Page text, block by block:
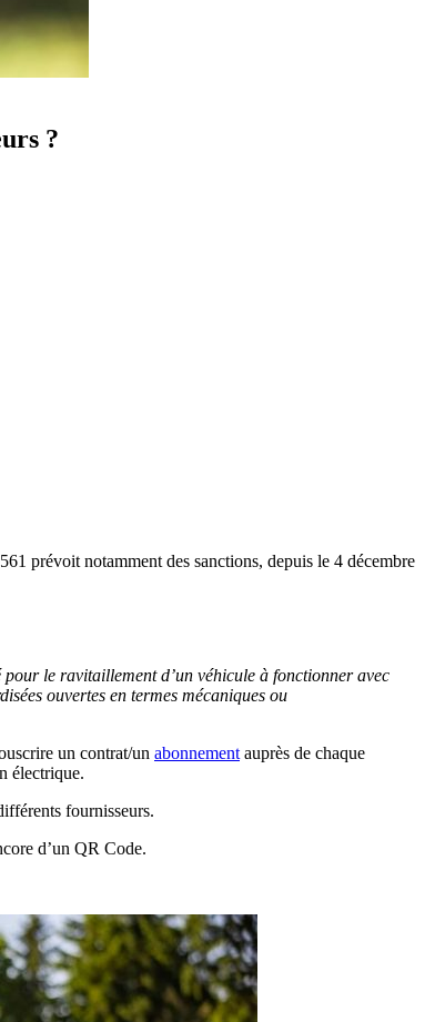
?
prévoit notamment des sanctions, depuis le 4 décembre
pour le ravitaillement d’un véhicule à fonctionner avec
ouvertes en termes mécaniques ou
un contrat/un abonnement auprès de chaque
électrique.
fournisseurs.
d’un QR Code.